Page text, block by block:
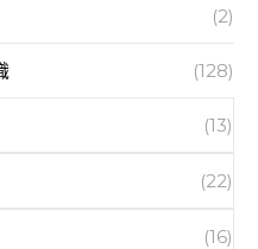
(2)
(128)
(13)
(22)
(16)